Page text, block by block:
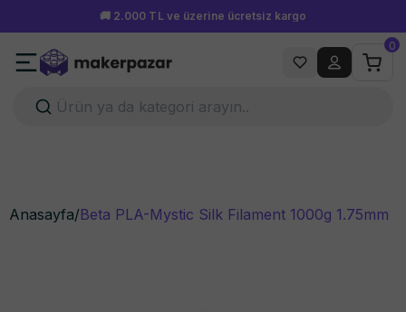
Hafta içi 15.00'a kadar verilen siparişler aynı gün kargoda!
0
Anasayfa/Beta PLA-Mystic Silk Filament 1000g 1.75mm